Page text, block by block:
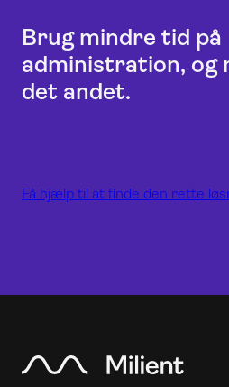
Brug mindre tid på
administration, og
det andet.
Få hjælp til at finde den rette